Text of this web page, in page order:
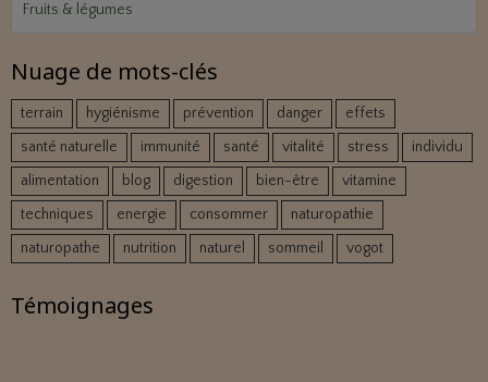
Fruits & légumes
Nuage de mots-clés
terrain hygiénisme prévention danger
effets
santé naturelle
immunité santé vitalité stress
individu
alimentation
blog digestion bien-être
vitamine
techniques
energie consommer
naturopathie
naturopathe
nutrition naturel sommeil vogot
Témoignages